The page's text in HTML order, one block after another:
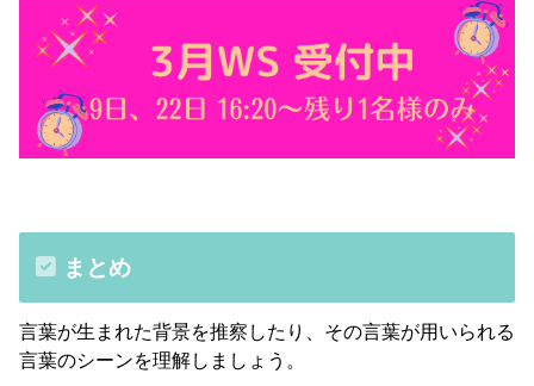
まとめ
言葉が生まれた背景を推察したり、その言葉が用いられる
言葉のシーンを理解しましょう。